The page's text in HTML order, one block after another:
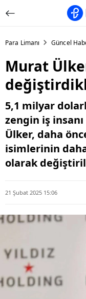
Para Limanı Güncel
Murat
5,1 milyar
zengin iş
Ülker, daha
isimlerinin
olarak
21 Şubat 2025 15:06